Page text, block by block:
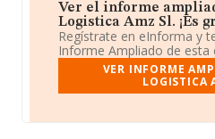
Ver el informe
Logistica Amz Sl. ¡Es
Regístrate en eInforma y
Informe Ampliado de esta
VER INFORME
LOGISTICA